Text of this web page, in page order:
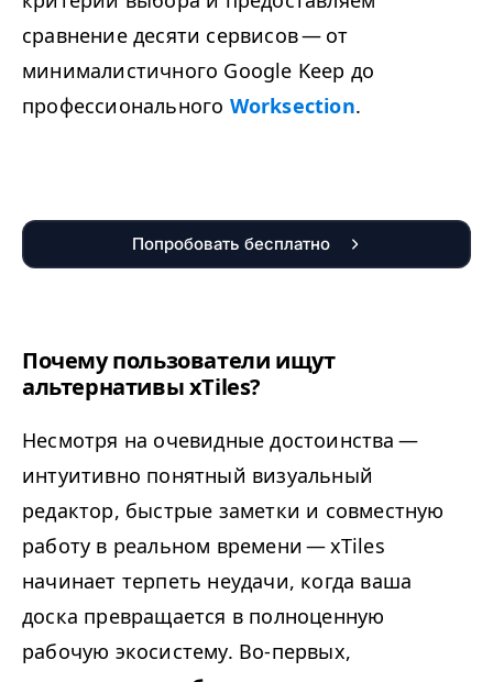
сравнение десяти сервисов — от
минималистичного Google Keep до
профессионального Worksection.
Попробовать бесплатно
Почему пользователи ищут
альтернативы xTiles?
Несмотря на очевидные достоинства —
интуитивно понятный визуальный
редактор, быстрые заметки и совместную
работу в реальном времени — xTiles
начинает терпеть неудачи, когда ваша
доска превращается в полноценную
рабочую экосистему. Во-первых,